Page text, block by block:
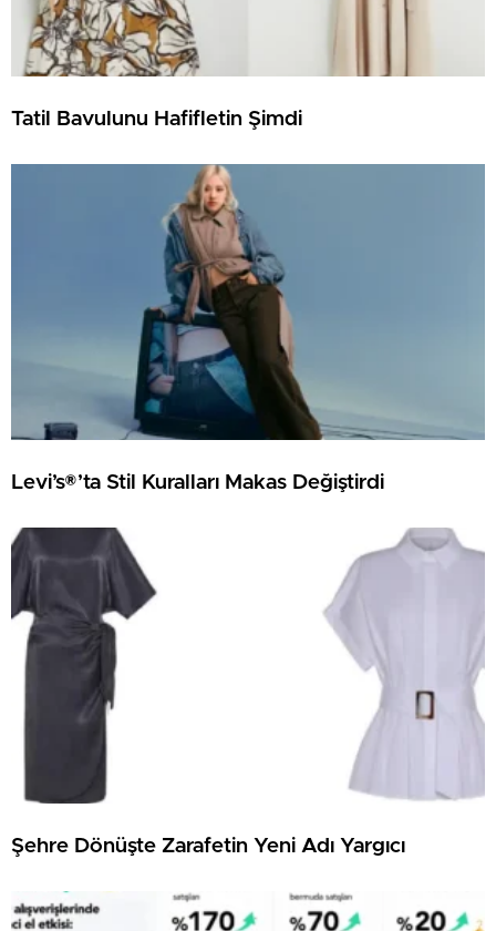
Tatil Bavulunu Hafifletin Şimdi
Levi’s®’ta Stil Kuralları Makas Değiştirdi
Şehre Dönüşte Zarafetin Yeni Adı Yargıcı